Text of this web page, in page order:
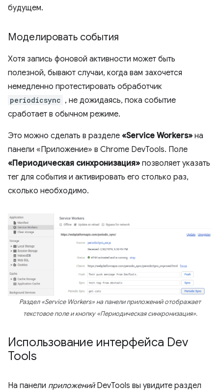
будущем.
Моделировать события
Хотя запись фоновой активности может быть
полезной, бывают случаи, когда вам захочется
немедленно протестировать обработчик
periodicsync , не дожидаясь, пока событие
сработает в обычном режиме.
Это можно сделать в разделе «Service Workers» на
панели «Приложение» в Chrome DevTools. Поле
«Периодическая синхронизация» позволяет указать
тег для события и активировать его столько раз,
сколько необходимо.
Раздел «Service Workers» на панели приложений отображает
текстовое поле и кнопку «Периодическая синхронизация».
Использование интерфейса Dev
Tools
На панели приложенийDevTools вы увидите раздел